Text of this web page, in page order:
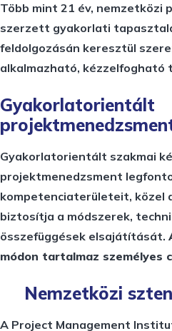
Több mint 21 év, nemzetközi
szerzett gyakorlati
feldolgozásán keresztül
alkalmazható, kézzelfogható
Gyakorlatorientált
Gyakorlatorientált szakmai
projektmenedzsment
kompetenciaterületeit, közel
biztosítja a módszerek,
összefüggések elsajátítását.
módon tartalmaz személyes
Nemzetközi
A Project Management